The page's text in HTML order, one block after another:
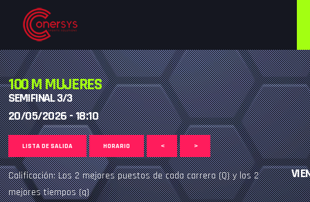
100 M MUJERES
SEMIFINAL 3/3
20/05/2026 - 18:10
LISTA DE SALIDA HORARIO < >
Calificación: Los 2 mejores puestos de cada carrera (Q) y los 2
mejores tiempos (q)